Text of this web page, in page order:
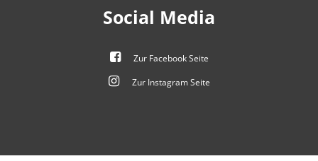
Social Media
Zur Facebook Seite
Zur Instagram Seite